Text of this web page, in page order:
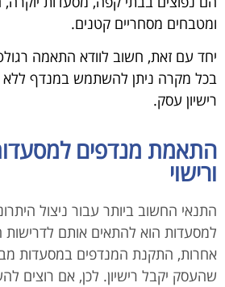
ומטבחים מסחריים קטנים.
יחד עם זאת, חשוב לוודא התאמה
בכל מקרה ניתן להשתמש במנדף ללא
רישיון עסק.
התאמת מנדפים
ורישוי
התנאי החשוב ביותר עבור ניצול
למסעדות הוא להתאים אותם לדרישות
אחרות, התקנת המנדפים במסעדות
שהעסק יקבל רישיון. לכן, אם רוצים